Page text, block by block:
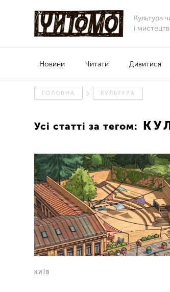
Культура
і
Новини Читати Дивитися
ГОЛОВНА КУЛЬТУРА
Усі статті за тегом:
КИЇВ